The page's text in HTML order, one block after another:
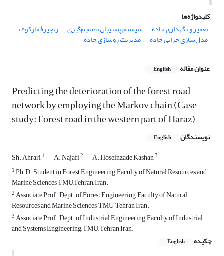
کلیدواژه‌ها
تعمیر و نگهداری جاده
سیستم پشتیبان تصمیم‌گیری زنجیرۀ مارکوف
مدل‌سازی خرابی جاده مدیریت روسازی جاده
عنوان مقاله English
Predicting the deterioration of the forest road
network by employing the Markov chain (Case
study: Forest road in the western part of Haraz)
نویسندگان English
Sh. Ahrari1 A. Najafi2 A. Hoseinzade Kashan3
1Ph.D. Student in Forest Engineering, Faculty of Natural Resources and
Marine Sciences TMU,Tehran, Iran.
2Associate Prof., Dept. of Forest Engineering, Faculty of Natural
Resources and Marine Sciences, TMU, Tehran Iran.
3Associate Prof., Dept. of Industrial Engineering, Faculty of Industrial
and Systems Engineering, TMU, Tehran Iran.
چکیده
English